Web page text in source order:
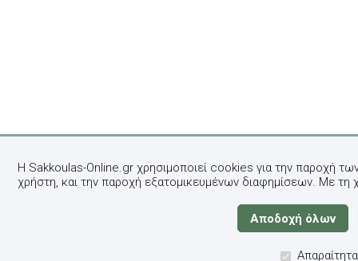
Η Sakkoulas-Online.gr χρησιμοποιεί cookies για την παροχή
χρήστη, και την παροχή εξατομικευμένων διαφημίσεων. Με